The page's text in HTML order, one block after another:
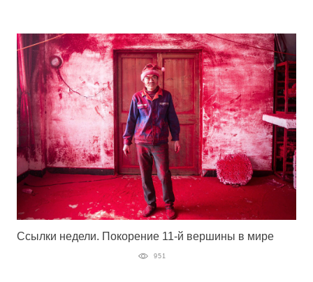
Ссылки недели. Покорение 11-й вершины в мире
951